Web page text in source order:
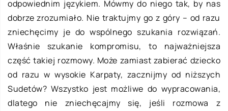
odpowiednim językiem. Mówmy do niego tak, by nas
dobrze zrozumiało. Nie traktujmy go z góry – od razu
zniechęcimy je do wspólnego szukania rozwiązań.
Właśnie szukanie kompromisu, to najważniejsza
część takiej rozmowy. Może zamiast zabierać dziecko
od razu w wysokie Karpaty, zacznijmy od niższych
Sudetów? Wszystko jest możliwe do wypracowania,
dlatego nie zniechęcajmy się, jeśli rozmowa z